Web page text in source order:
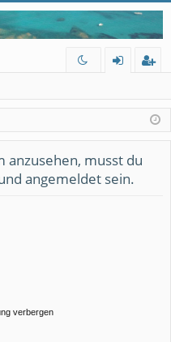
m
el
de
n
ist
rie
anzusehen, musst du
angemeldet sein.
verbergen